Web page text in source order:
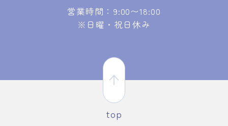
営業時間：9:00〜18:00
※日曜・祝日休み
top